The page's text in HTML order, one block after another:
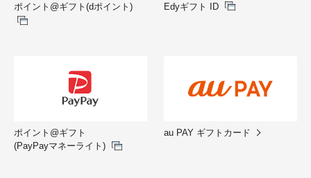
ポイント@ギフト(dポイント) Edyギフト ID
ポイント@ギフト
(PayPayマネーライト)
au PAY ギフトカード